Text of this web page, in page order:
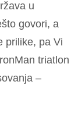
u
govori, a
prilike, pa Vi
triatlon
–